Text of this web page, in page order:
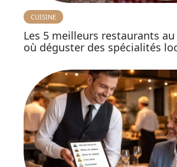
CUISINE
Les 5 meilleurs restaurants
où déguster des spécialités